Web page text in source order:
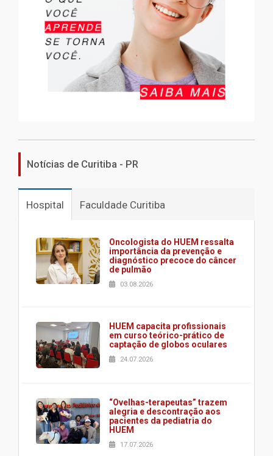
Notícias de Curitiba - PR
Hospital Faculdade Curitiba
Oncologista do HUEM ressalta
importância da prevenção e
diagnóstico precoce do câncer
de pulmão
03.08.2026
HUEM capacita profissionais
em curso teórico-prático de
captação de globos oculares
24.07.2026
“Ovelhas-terapeutas” trazem
alegria e descontração aos
pacientes da pediatria do
HUEM
17.07.2026